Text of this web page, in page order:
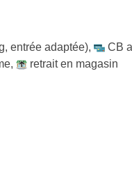
entrée adaptée), CB
,
retrait en magasin